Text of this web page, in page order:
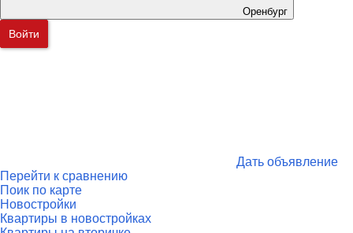
Оренбург
Войти
Дать объявление
Перейти к сравнению
Поик по карте
Новостройки
Квартиры в новостройках